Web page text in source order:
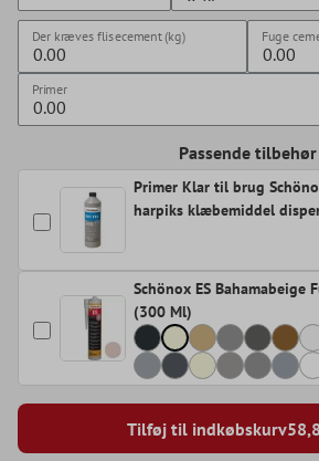
Der kræves flisecement (kg) Fuge
Primer
Passende tilbehør
Primer Klar til brug
harpiks klæbemiddel
Schönox ES Bahamabeige
(300 Ml)
Tilføj til indkøbskurv